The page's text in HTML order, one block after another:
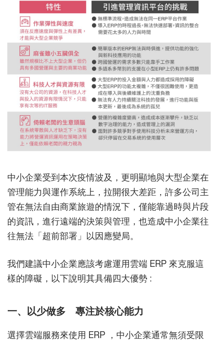
中小企業受到本次疫情波及，更明顯地與大型企業在
管理能力與運作系統上，拉開很大差距，許多公司主
管在無法自由商業旅遊的情況下，僅能靠過時與片段
的資訊，進行遠端的決策與管理，也造成中小企業往
往無法「超前部署」以因應變局。
我們建議中小企業應該考慮運用雲端 ERP 來克服這
樣的障礙，以下說明其具備四大優勢 :
一、以少做多 專注於核心能力
選擇雲端服務來使用 ERP ，中小企業通常無須受限